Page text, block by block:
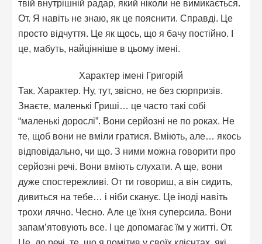
твій внутрішній радар, який ніколи не вимикається.
От. Я навіть не знаю, як це пояснити. Справді. Це
просто відчуття. Це як щось, що я бачу постійно. І
це, мабуть, найцінніше в цьому імені.
Характер імені Григорій
Так. Характер. Ну, тут, звісно, не без сюрпризів.
Знаєте, маленькі Гриші… це часто такі собі
“маленькі дорослі”. Вони серйозні не по роках. Не
те, щоб вони не вміли гратися. Вміють, але… якось
відповідально, чи що. З ними можна говорити про
серйозні речі. Вони вміють слухати. А ще, вони
дуже спостережливі. От ти говориш, а він сидить,
дивиться на тебе… і ніби сканує. Це іноді навіть
трохи лячно. Чесно. Але це їхня суперсила. Вони
запам’ятовують все. І це допомагає їм у житті. От.